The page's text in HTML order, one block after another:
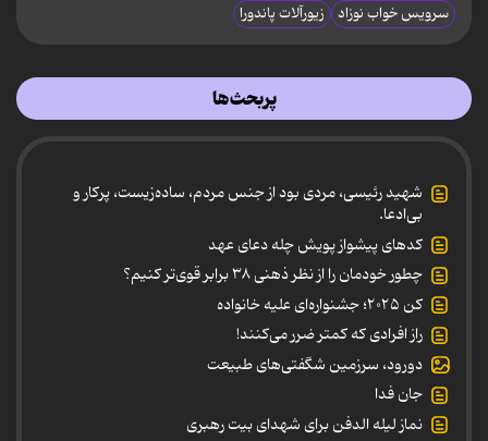
سرویس خواب نوزاد زیورآلات پاندورا
پربحث‌ها
شهید رئیسی، مردی بود از جنس مردم، ساده‌زیست، پرکار و
بی‌ادعا.
کدهای پیشواز پویش چله دعای عهد
چطور خودمان را از نظر ذهنی ۳۸ برابر قوی‌تر کنیم؟
کن ۲۰۲۵؛ جشنواره‌ای علیه خانواده
راز افرادی که کمتر ضرر می‌کنند!
دورود، سرزمین شگفتی‌های طبیعت
جان فدا
نماز لیله الدفن برای شهدای بیت رهبری